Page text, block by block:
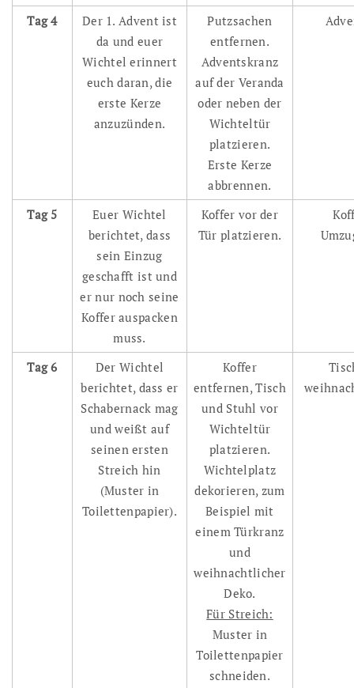
Tag 4
Der 1. Advent ist
da und euer
Wichtel erinnert
euch daran, die
erste Kerze
anzuzünden.
Putzsachen
entfernen.
Adventskranz
auf der Veranda
oder neben der
Wichteltür
platzieren.
Erste Kerze
abbrennen.
Tag 5
Euer Wichtel
berichtet, dass
sein Einzug
geschafft ist und
er nur noch seine
Koffer auspacken
muss.
Koffer vor der
Tür platzieren.
Tag 6
Der Wichtel
berichtet, dass er
Schabernack mag
und weißt auf
seinen ersten
Streich hin
(Muster in
Toilettenpapier).
Koffer
entfernen, Tisch
und Stuhl vor
Wichteltür
platzieren.
Wichtelplatz
dekorieren, zum
Beispiel mit
einem Türkranz
und
weihnachtlicher
Deko.
Für Streich:
Muster in
Toilettenpapier
schneiden.